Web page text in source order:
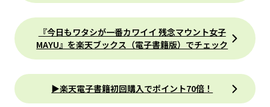
『今日もワタシが一番カワイイ 残念マウント女子
MAYU』を楽天ブックス（電子書籍版）でチェック
▶楽天電子書籍初回購入でポイント70倍！